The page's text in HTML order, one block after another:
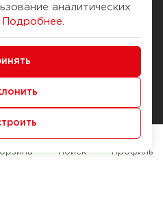
Помощь
Доставка и оплата
Способы оплаты
Служба контроля качества
аналитических
Подробнее
Поиск Профиль